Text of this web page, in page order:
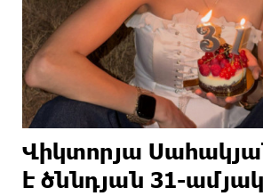
Վիկտորյա
է ծննդյան 31-